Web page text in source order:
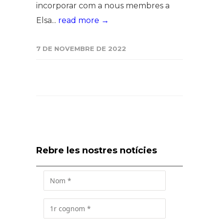
incorporar com a nous membres a
Elsa... read more →
7 DE NOVEMBRE DE 2022
Rebre les nostres notícies